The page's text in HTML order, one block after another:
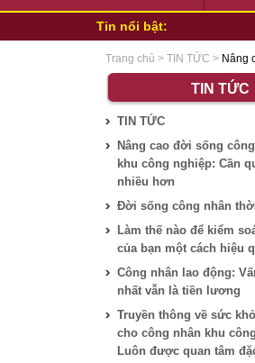
Tin nổi bật:
4 Vấn đề liên quan đến lương
Bảo đảm điều kiện sinh hoạt
10 phúc lợi của công ty hấp
Thông báo nghỉ lễ 30-4 và 1-5
Khởi Nghiệp Kiểu Công Nhân
Nên chọn làm lái xe tự do hay
5 suy nghĩ sai lầm của ứng viên
Trang chủ > TIN TỨC > Nâng
TIN TỨC
TIN TỨC
Nâng cao đời sống
khu công nghiệp: Cần
nhiều hơn
Đời sống công nhân
Làm thế nào để kiểm
của bạn một cách hiệu
Công nhân lao động:
nhất vẫn là tiền lương
Truyền thông về sức
cho công nhân khu
Luôn được quan tâm